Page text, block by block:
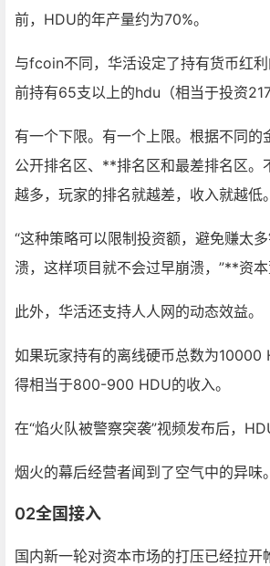
前，HDU的年产量约为70%。
与fcoin不同，华活设定了持有货币红
前持有65支以上的hdu（相当于投资
有一个下限。有一个上限。根据不同的
公开排名区、**排名区和最差排名区。
越多，玩家的排名就越差，收入就越低。
“这种策略可以限制投资额，避免赚太
溃，这样项目就不会过早崩溃，”**资本
此外，华活还支持人人网的动态效益。
如果玩家持有的离线硬币总数为10000
得相当于800-900 HDU的收入。
在“焰火队被警察突袭”视频发布后，
烟火的幕后经营者闻到了空气中的异味。
02全国接入
国内新一轮对资本市场的打压已经拉开